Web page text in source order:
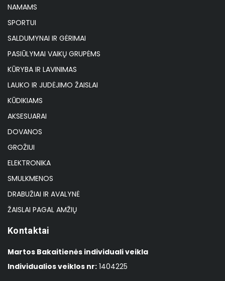
NAMAMS
SPORTUI
SALDUMYNAI IR GĖRIMAI
PASIŪLYMAI VAIKŲ GRUPĖMS
KŪRYBA IR LAVINIMAS
LAUKO IR JUDĖJIMO ŽAISLAI
KŪDIKIAMS
AKSESUARAI
DOVANOS
GROŽIUI
ELEKTRONIKA
SMULKMENOS
DRABUŽIAI IR AVALYNĖ
ŽAISLAI PAGAL AMŽIŲ
Kontaktai
Martos Bakaitienės individuali veikla
Individualios veiklos nr: 1404225